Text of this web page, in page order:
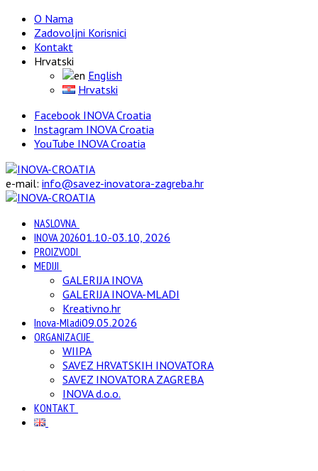
O Nama
Zadovoljni Korisnici
Kontakt
Hrvatski
English
Hrvatski
Facebook INOVA Croatia
Instagram INOVA Croatia
YouTube INOVA Croatia
e-mail: info@savez-inovatora-zagreba.hr
NASLOVNA
INOVA 202601.10.-03.10, 2026
PROIZVODI
MEDIJI
GALERIJA INOVA
GALERIJA INOVA-MLADI
Kreativno.hr
Inova-Mladi09.05.2026
ORGANIZACIJE
WIIPA
SAVEZ HRVATSKIH INOVATORA
SAVEZ INOVATORA ZAGREBA
INOVA d.o.o.
KONTAKT